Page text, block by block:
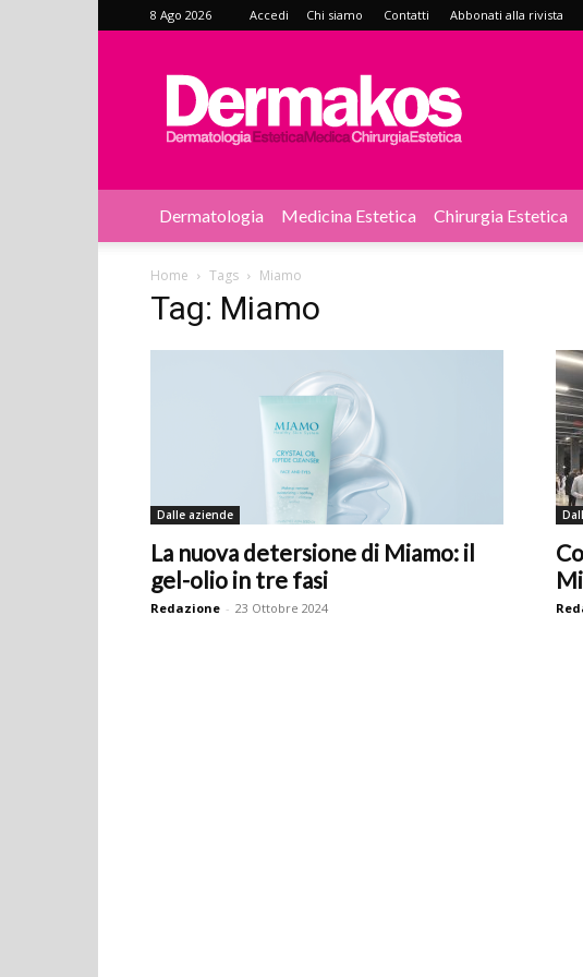
8 Ago 2026 Accedi Chi siamo Contatti Abbonati alla rivista
Dermakos
Dermatologia Medicina Estetica Chirurgia Estetica
Home Tags Miamo
Tag: Miamo
Dalle aziende
La nuova detersione di Miamo: il
gel-olio in tre fasi
Redazione - 23 Ottobre 2024